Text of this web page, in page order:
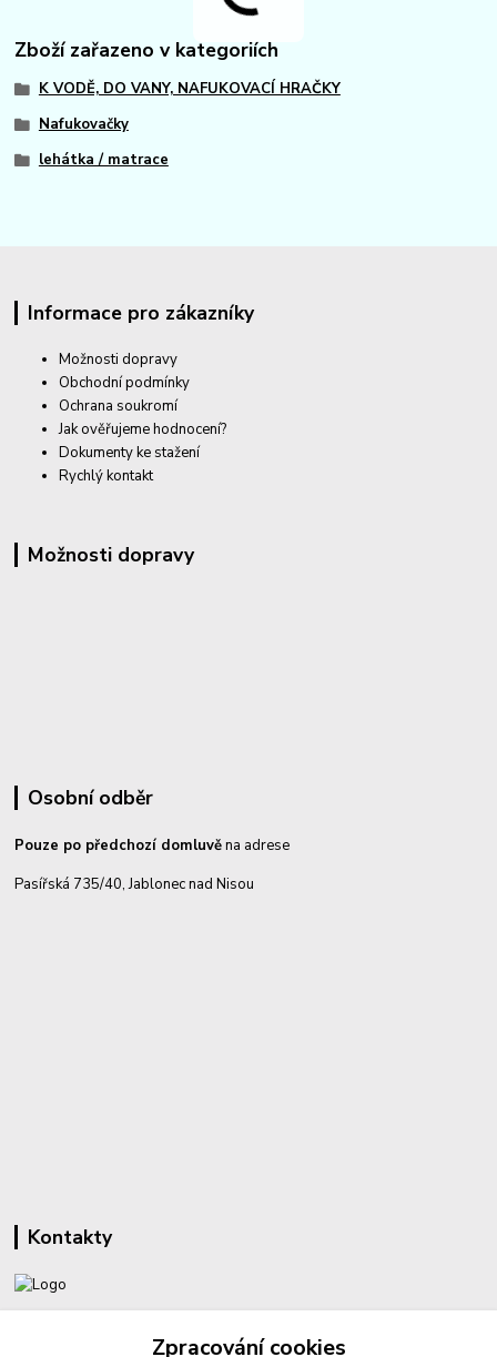
Zboží zařazeno v kategoriích
K VODĚ, DO VANY, NAFUKOVACÍ HRAČKY
Nafukovačky
lehátka / matrace
Informace pro zákazníky
Možnosti dopravy
Obchodní podmínky
Ochrana soukromí
Jak ověřujeme hodnocení?
Dokumenty ke stažení
Rychlý kontakt
Možnosti dopravy
Osobní odběr
Pouze po předchozí domluvěna adrese
Pasířská 735/40, Jablonec nad Nisou
Kontakty
Zpracování cookies